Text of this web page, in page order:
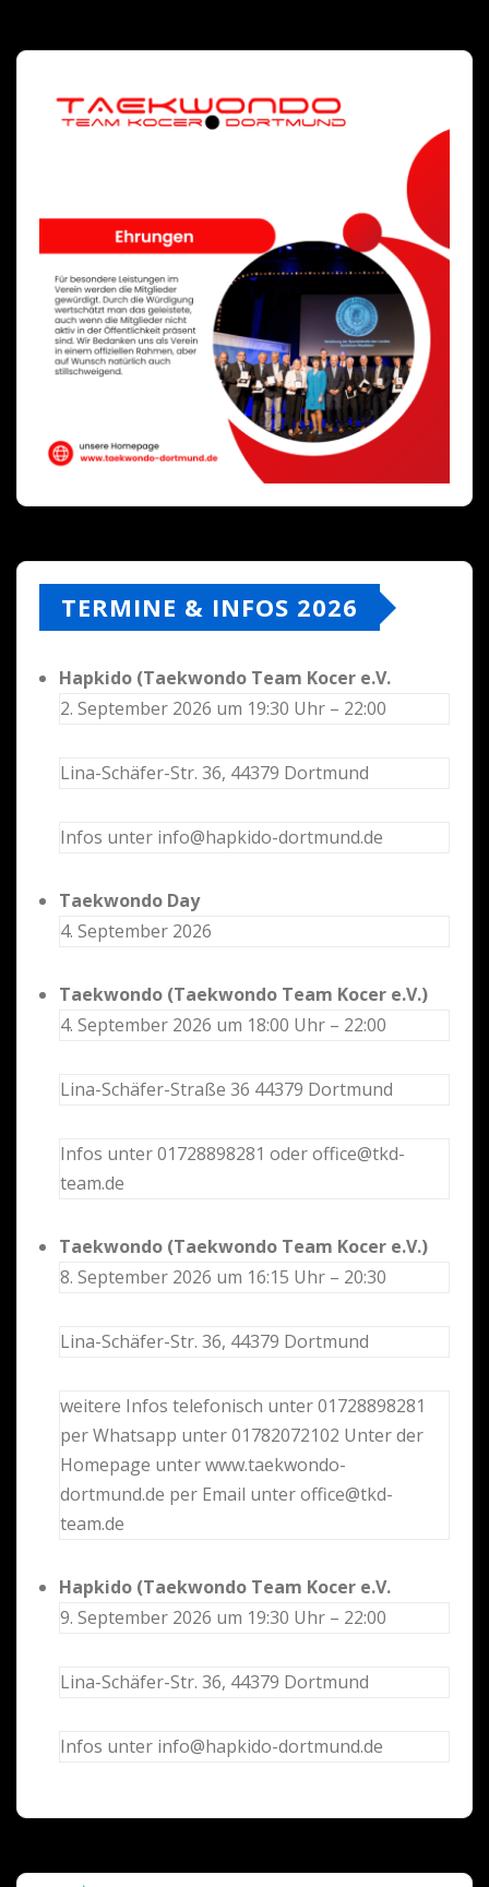
TERMINE & INFOS 2026
Hapkido (Taekwondo Team Kocer e.V.
2. September 2026 um 19:30 Uhr – 22:00
Lina-Schäfer-Str. 36, 44379 Dortmund
Infos unter info@hapkido-dortmund.de
Taekwondo Day
4. September 2026
Taekwondo (Taekwondo Team Kocer e.V.)
4. September 2026 um 18:00 Uhr – 22:00
Lina-Schäfer-Straße 36 44379 Dortmund
Infos unter 01728898281 oder office@tkd-
team.de
Taekwondo (Taekwondo Team Kocer e.V.)
8. September 2026 um 16:15 Uhr – 20:30
Lina-Schäfer-Str. 36, 44379 Dortmund
weitere Infos telefonisch unter 01728898281
per Whatsapp unter 01782072102 Unter der
Homepage unter www.taekwondo-
dortmund.de per Email unter office@tkd-
team.de
Hapkido (Taekwondo Team Kocer e.V.
9. September 2026 um 19:30 Uhr – 22:00
Lina-Schäfer-Str. 36, 44379 Dortmund
Infos unter info@hapkido-dortmund.de